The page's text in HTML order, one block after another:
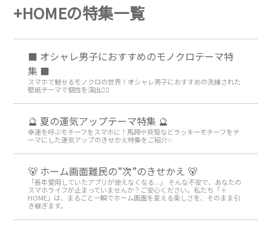
+HOMEの特集一覧
⬛ オシャレ男子におすすめのモノクロテーマ特
集 ⬛
スマホで魅せるモノクロの世界！オシャレ男子におすすめの洗練された
壁紙テーマで個性を演出💁‍♂️
🔮 夏の運気アップテーマ特集 🔮
幸運を呼ぶモチーフをスマホに！馬蹄や貝殻などラッキーモチーフをテ
ーマにした運気アップのきせかえ特集をご紹介✨
🐻 ホーム画面難民の”次”のきせかえ 🐻
「長年愛用していたアプリが使えなくなる...」 そんな不安で、あなたの
スマホライフが止まっていませんか？ご安心ください。私たち「＋
HOME」は、まるごと一瞬でホーム画面を変える楽しさを、そのまま引
き継ぎます。